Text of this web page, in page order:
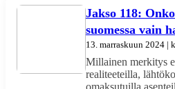
Jakso 118:
suomessa vain
13. marraskuun 2024 |
Millainen merkitys
realiteeteilla,
omaksutuilla